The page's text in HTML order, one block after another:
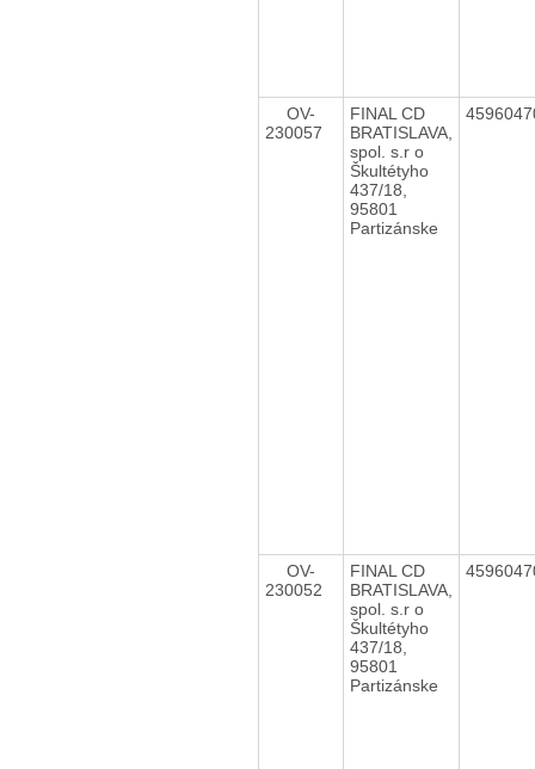
OV-
230057
FINAL CD
BRATISLAVA,
spol. s.r o
Škultétyho
437/18,
95801
Partizánske
OV-
230052
FINAL CD
BRATISLAVA,
spol. s.r o
Škultétyho
437/18,
95801
Partizánske